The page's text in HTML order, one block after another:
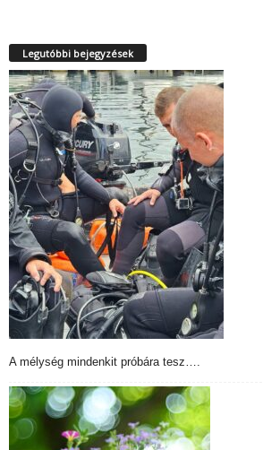
Legutóbbi bejegyzések
A mélység mindenkit próbára tesz….